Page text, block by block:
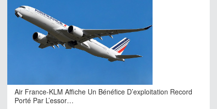
Air France-KLM Affiche Un Bénéfice D’exploitation Record
Porté Par L’essor…